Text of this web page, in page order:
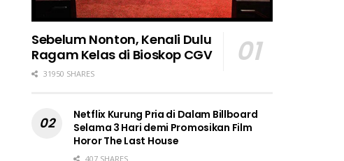
Sebelum Nonton, Kenali Dulu
Ragam Kelas di Bioskop CGV
31950 SHARES
Netflix Kurung Pria di Dalam Billboard
Selama 3 Hari demi Promosikan Film
Horor The Last House
407 SHARES